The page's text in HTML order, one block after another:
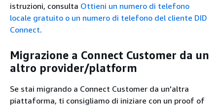
istruzioni, consulta Ottieni un numero di telefono
locale gratuito o un numero di telefono del cliente DID
Connect.
Migrazione a Connect Customer da un
altro provider/platform
Se stai migrando a Connect Customer da un'altra
piattaforma, ti consigliamo di iniziare con un proof of